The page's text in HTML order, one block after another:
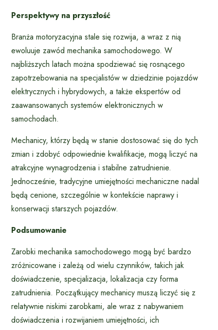
Perspektywy na przyszłość
Branża motoryzacyjna stale się rozwija, a wraz z nią
ewoluuje zawód mechanika samochodowego. W
najbliższych latach można spodziewać się rosnącego
zapotrzebowania na specjalistów w dziedzinie pojazdów
elektrycznych i hybrydowych, a także ekspertów od
zaawansowanych systemów elektronicznych w
samochodach.
Mechanicy, którzy będą w stanie dostosować się do tych
zmian i zdobyć odpowiednie kwalifikacje, mogą liczyć na
atrakcyjne wynagrodzenia i stabilne zatrudnienie.
Jednocześnie, tradycyjne umiejętności mechaniczne nadal
będą cenione, szczególnie w kontekście naprawy i
konserwacji starszych pojazdów.
Podsumowanie
Zarobki mechanika samochodowego mogą być bardzo
zróżnicowane i zależą od wielu czynników, takich jak
doświadczenie, specjalizacja, lokalizacja czy forma
zatrudnienia. Początkujący mechanicy muszą liczyć się z
relatywnie niskimi zarobkami, ale wraz z nabywaniem
doświadczenia i rozwijaniem umiejętności, ich